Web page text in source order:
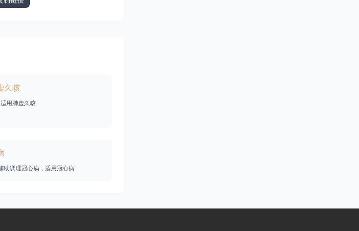
久咳
用肺虚久咳
助调理冠心病，适用冠心病